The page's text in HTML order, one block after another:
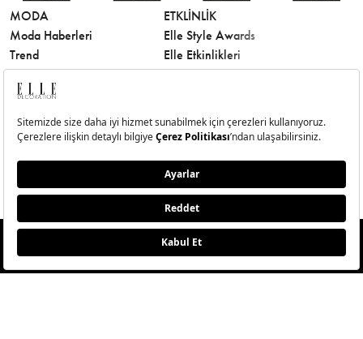
MODA
Moda Haberleri
Trend
Stil
Moda Haftaları
Mücevher & Saat
ETKLINLIK
Elle Style Awards
Elle Etkinlikleri
Cilt